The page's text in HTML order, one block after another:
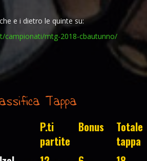
e i dietro le quinte su:
campionati/mtg-2018-cbautunno/
Tappa
P.ti
partite
Bonus
Totale
tappa